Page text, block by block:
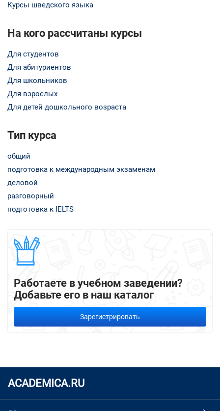
Курсы шведского языка
На кого рассчитаны курсы
Для студентов
Для абитуриентов
Для школьников
Для взрослых
Для детей дошкольного возраста
Тип курса
общий
подготовка к международным экзаменам
деловой
разговорный
подготовка к IELTS
Работаете в учебном заведении?
Добавьте его в наш каталог
Зарегистрировать
ACADEMICA.RU